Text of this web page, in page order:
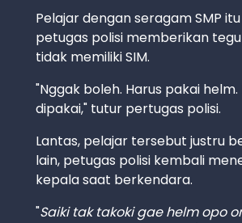
Pelajar dengan seragam SMP
petugas polisi memberikan
tidak memiliki SIM.
"Nggak boleh. Harus pakai
dipakai," tutur pertugas polisi.
Lantas, pelajar tersebut justru
lain, petugas polisi kembali
kepala saat berkendara.
"Saiki tak takoki gae helm opo